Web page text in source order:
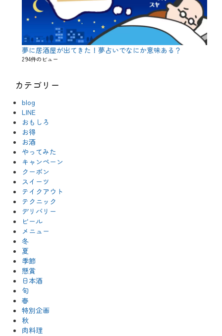
夢に居酒屋が出てきた！夢占いでなにか意味ある？
294件のビュー
カテゴリー
blog
LINE
おもしろ
お得
お酒
やってみた
キャンペーン
クーポン
スイーツ
テイクアウト
テクニック
デリバリー
ビール
メニュー
冬
夏
季節
懸賞
日本酒
旬
春
特別企画
秋
肉料理